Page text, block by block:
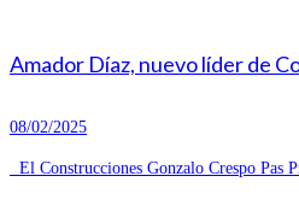
Amador Díaz, nuevo líder de
08/02/2025
El Construcciones Gonzalo Crespo Pas